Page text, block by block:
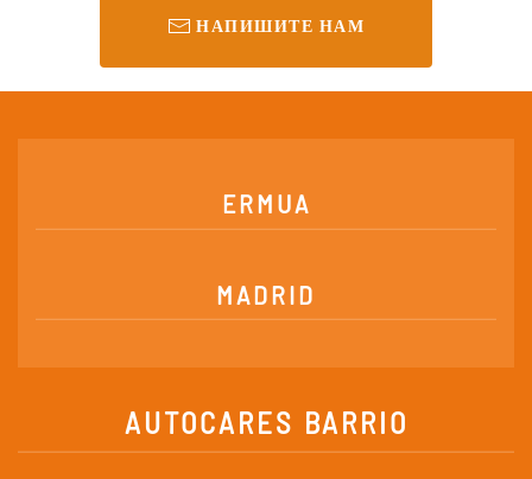
НАПИШИТЕ НАМ
ERMUA
MADRID
AUTOCARES BARRIO